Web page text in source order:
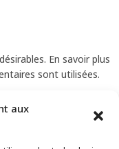
aux
En savoir plus
sont utilisées.